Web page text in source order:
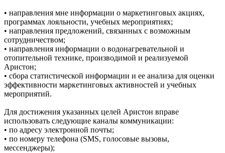
• направления мне информации о маркетинговых акциях,
программах лояльности, учебных мероприятиях;
• направления предложений, связанных с возможным
сотрудничеством;
• направления информации о водонагревательной и
отопительной технике, производимой и реализуемой
Аристон;
• сбора статистической информации и ее анализа для оценки
эффективности маркетинговых активностей и учебных
мероприятий.
Для достижения указанных целей Аристон вправе
использовать следующие каналы коммуникации:
• по адресу электронной почты;
• по номеру телефона (SMS, голосовые вызовы,
мессенджеры);